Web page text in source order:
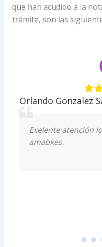
que han acudido a la
trámite, son las